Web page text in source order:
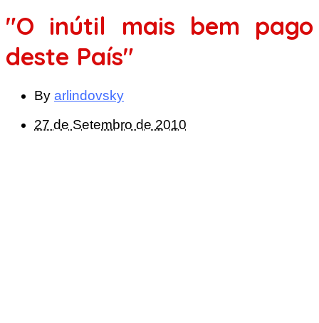
"O inútil mais bem pago
deste País"
By arlindovsky
27 de Setembro de 2010